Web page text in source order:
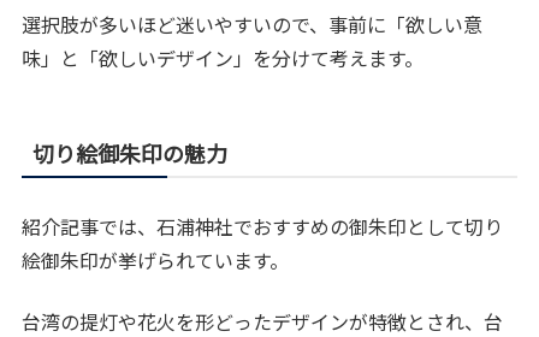
選択肢が多いほど迷いやすいので、事前に「欲しい意
味」と「欲しいデザイン」を分けて考えます。
切り絵御朱印の魅力
紹介記事では、石浦神社でおすすめの御朱印として切り
絵御朱印が挙げられています。
台湾の提灯や花火を形どったデザインが特徴とされ、台